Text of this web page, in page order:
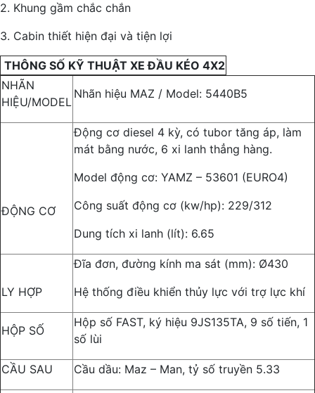
2. Khung gầm chắc chắn
3. Cabin thiết hiện đại và tiện lợi
THÔNG SỐ KỸ THUẬT XE ĐẦU KÉO 4X2
NHÃN
HIỆU/MODEL
Nhãn hiệu MAZ / Model: 5440B5
ĐỘNG CƠ
Động cơ diesel 4 kỳ, có tubor tăng áp, làm
mát bằng nước, 6 xi lanh thẳng hàng.
Model động cơ: YAMZ – 53601 (EURO4)
Công suất động cơ (kw/hp): 229/312
Dung tích xi lanh (lít): 6.65
LY HỢP
Đĩa đơn, đường kính ma sát (mm): Ø430
Hệ thống điều khiển thủy lực với trợ lực khí
HỘP SỐ
Hộp số FAST, ký hiệu 9JS135TA, 9 số tiến, 1
số lùi
CẦU SAU Cầu dầu: Maz – Man, tỷ số truyền 5.33